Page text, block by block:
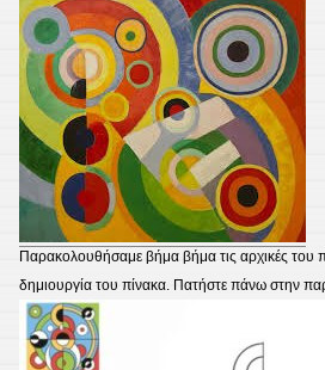
Παρακολουθήσαμε βήμα βήμα τις αρχικές του
δημιουργία του πίνακα. Πατήστε πάνω στην